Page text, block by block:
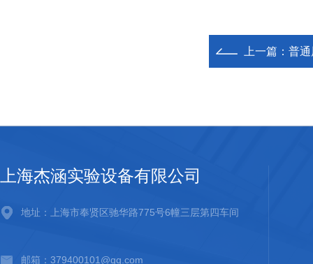
上一篇： 普
上海杰涵实验设备有限公司
地址：上海市奉贤区驰华路775号6幢三层第四车间
邮箱：379400101@qq.com